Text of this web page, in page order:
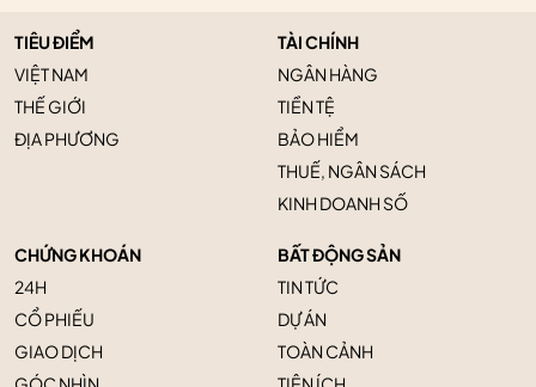
TIÊU ĐIỂM
VIỆT NAM
THẾ GIỚI
ĐỊA PHƯƠNG
TÀI CHÍNH
NGÂN HÀNG
TIỀN TỆ
BẢO HIỂM
THUẾ, NGÂN SÁCH
KINH DOANH SỐ
CHỨNG KHOÁN
24H
CỔ PHIẾU
GIAO DỊCH
BẤT ĐỘNG SẢN
TIN TỨC
DỰ ÁN
TOÀN CẢNH